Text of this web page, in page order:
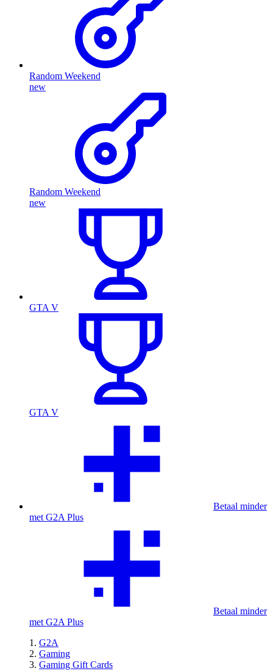
Random Weekend
new
Random Weekend
new
GTA V
GTA V
Betaal minder
met G2A Plus
Betaal minder
met G2A Plus
G2A
Gaming
Gaming Gift Cards